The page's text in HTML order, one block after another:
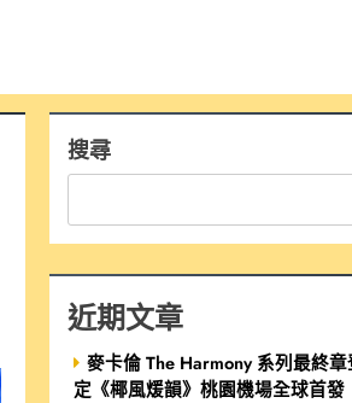
搜尋
近期文章
麥卡倫 The Harmony 系列最終
定《椰風煖韻》桃園機場全球首發